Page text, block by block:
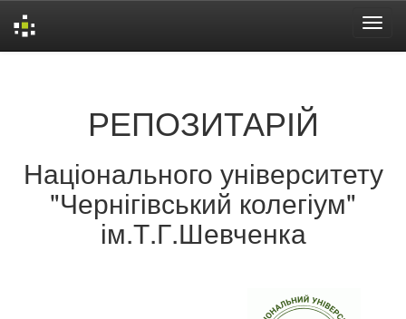
РЕПОЗИТАРІЙ
Національного університету
"Чернігівський колегіум"
ім.Т.Г.Шевченка